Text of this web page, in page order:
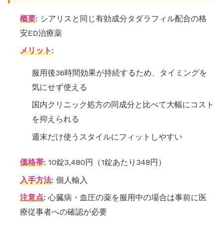
概要: シアリスと同じ有効成分タダラフィル配合の格
安ED治療薬
メリット:
服用後36時間効果が持続するため、タイミングを
気にせず使える
国内クリニック処方の同成分と比べて大幅にコスト
を抑えられる
週末だけ使うスタイルにフィットしやすい
価格帯: 10錠3,480円（1錠あたり348円）
入手方法: 個人輸入
注意点: 心臓病・血圧の薬を服用中の場合は事前に医
療従事者への確認が必要